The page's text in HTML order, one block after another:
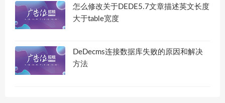
怎么修改关于DEDE5.7文章描述英文长度
大于table宽度
DeDecms连接数据库失败的原因和解决
方法